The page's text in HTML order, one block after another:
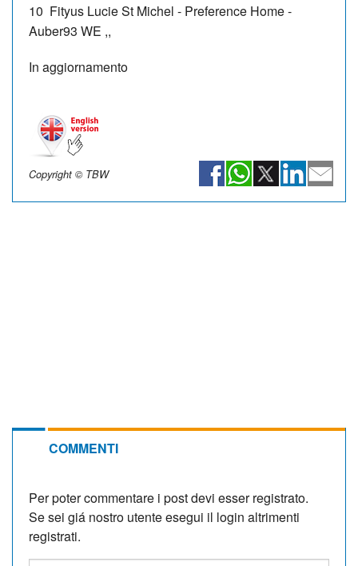
10 Fityus LucieSt Michel - Preference Home -
Auber93 WE ,,
In aggiornamento
Copyright © TBW
COMMENTI
Per poter commentare i post devi esser registrato.
Se sei giá nostro utente esegui il login altrimenti
registrati.